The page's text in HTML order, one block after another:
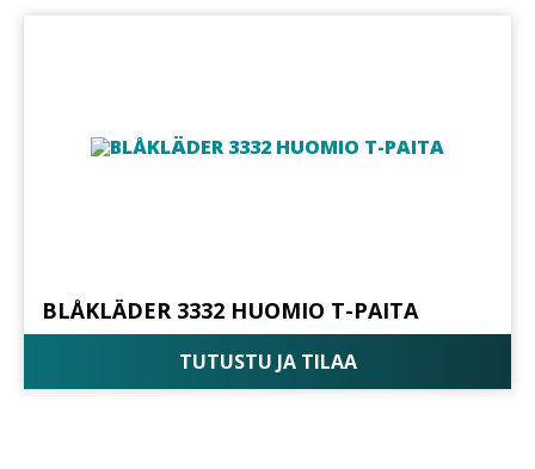
BLÅKLÄDER 3332 HUOMIO T-PAITA
TUTUSTU JA TILAA